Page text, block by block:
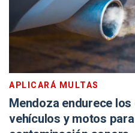
APLICARÁ MULTAS
Mendoza endurece
vehículos y motos